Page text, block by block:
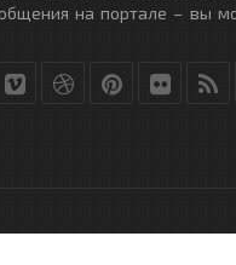
на портале – вы
студиейDLE-THEME.RU- All